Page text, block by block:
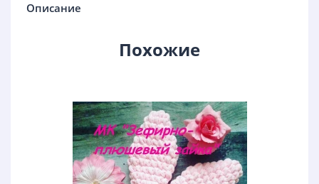
Описание
Похожие